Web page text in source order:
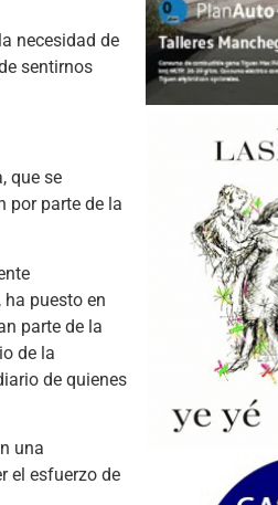
necesidad de
sentirnos
que se
por parte de la
puesto en
parte de la
de la
de quienes
una
el esfuerzo de